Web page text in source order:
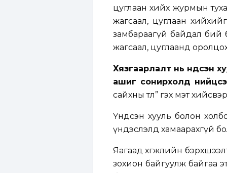
цуглаан хийх журмын
жагсаал, цуглаан
замбараагүй байдал бий
жагсаал, цуглаанд
Хязгаарлалт нь Үндсэн
ашиг сонирхолд
сайхны төлөө” гэх мэт
Үндсэн хууль болон
үндэслэлд хамаарахгүй
Яагаад хөгжлийн
зохион байгуулж байгаа